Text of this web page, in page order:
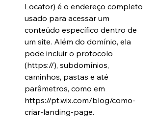
Locator) é o endereço completo
usado para acessar um
conteúdo específico dentro de
um site. Além do domínio, ela
pode incluir o protocolo
(https://), subdomínios,
caminhos, pastas e até
parâmetros, como em
https://pt.wix.com/blog/como-
criar-landing-page.